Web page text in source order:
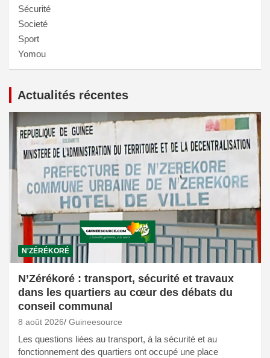
Sécurité
Societé
Sport
Yomou
Actualités récentes
N'ZÉRÉKORÉ
N’Zérékoré : transport, sécurité et travaux
dans les quartiers au cœur des débats du
conseil communal
8 août 2026 Guineesource
Les questions liées au transport, à la sécurité et au
fonctionnement des quartiers ont occupé une place